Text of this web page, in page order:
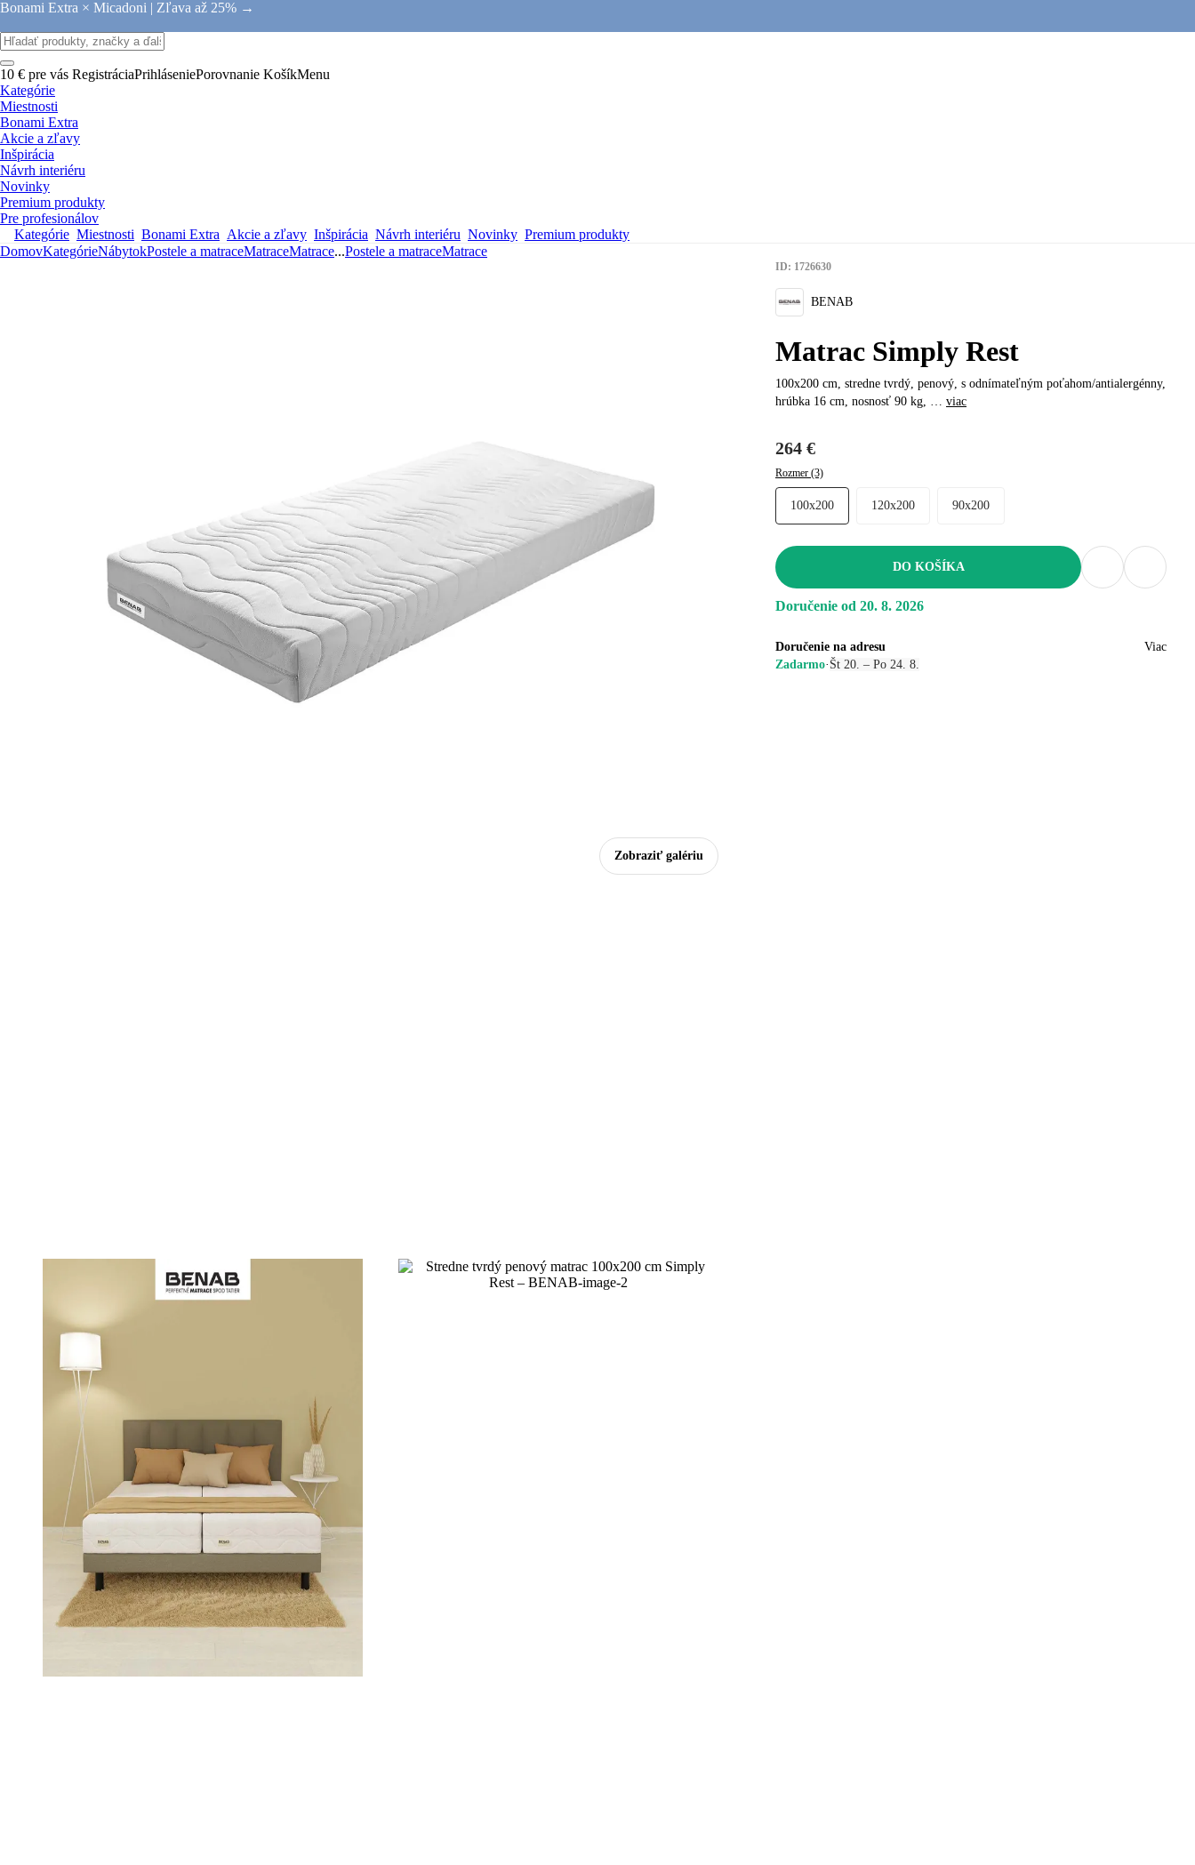
Bonami Extra × Micadoni | Zľava až 25% →
10 € pre vás RegistráciaPrihláseniePorovnanie KošíkMenu
Kategórie
Miestnosti
Bonami Extra
Akcie a zľavy
Inšpirácia
Návrh interiéru
Novinky
Premium produkty
Pre profesionálov
Kategórie Miestnosti Bonami Extra Akcie a zľavy Inšpirácia Návrh interiéru Novinky Premium produkty
DomovKategórieNábytokPostele a matraceMatraceMatrace...Postele a matraceMatrace
Zobraziť galériu
ID: 1726630
BENAB
Matrac Simply Rest
100x200 cm, stredne tvrdý, penový, s odnímateľným poťahom/antialergénny,
hrúbka 16 cm, nosnosť 90 kg, … viac
264 €
Rozmer (3)
100x200 120x200 90x200
DO KOŠÍKA
Doručenie od 20. 8. 2026
Doručenie na adresu
Zadarmo· Št 20. – Po 24. 8.
Viac